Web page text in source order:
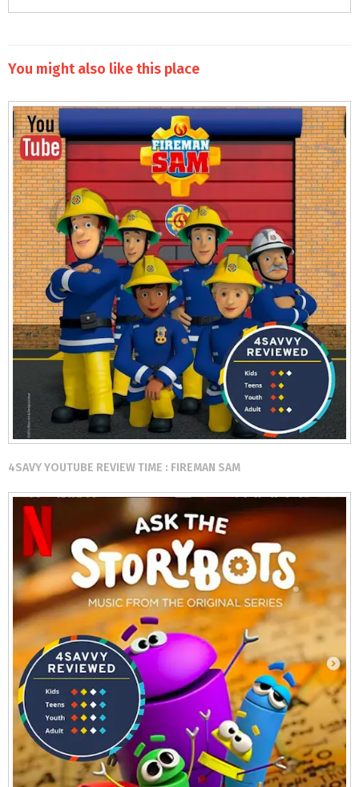
You might also like this place
4SAVY YOUTUBE REVIEW TIME : FIREMAN SAM⠀